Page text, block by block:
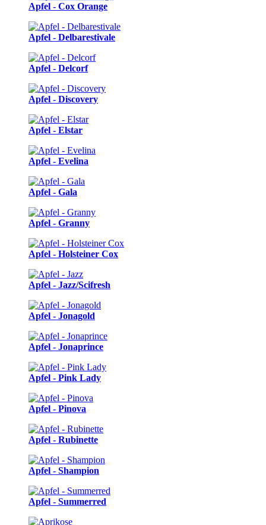
Apfel - Cox Orange
Apfel - Delbarestivale
Apfel - Delcorf
Apfel - Discovery
Apfel - Elstar
Apfel - Evelina
Apfel - Gala
Apfel - Granny
Apfel - Holsteiner Cox
Apfel - Jazz/Scifresh
Apfel - Jonagold
Apfel - Jonaprince
Apfel - Pink Lady
Apfel - Pinova
Apfel - Rubinette
Apfel - Shampion
Apfel - Summerred